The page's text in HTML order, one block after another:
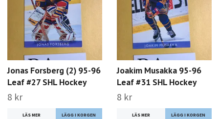
Jonas Forsberg (2) 95-96
Leaf #27 SHL Hockey
8 kr
LÄS MER
Joakim Musakka 95-96
Leaf #31 SHL Hockey
8 kr
LÄS MER